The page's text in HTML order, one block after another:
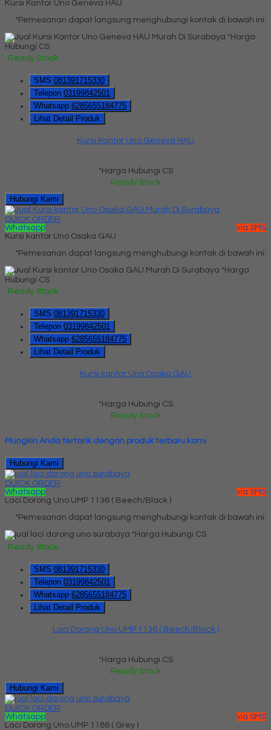
Kursi Kantor Uno Geneva HAU
*Pemesanan dapat langsung menghubungi kontak di bawah ini:
*Harga
Hubungi CS
Ready Stock
SMS 081391715330
Telepon 03199842501
Whatsapp 6285655184775
Lihat Detail Produk
Kursi Kantor Uno Geneva HAU
*Harga Hubungi CS
Ready Stock
Hubungi Kami
QUICK ORDER
Whatsapp
via SMS
Kursi kantor Uno Osaka GAU
*Pemesanan dapat langsung menghubungi kontak di bawah ini:
*Harga
Hubungi CS
Ready Stock
SMS 081391715330
Telepon 03199842501
Whatsapp 6285655184775
Lihat Detail Produk
Kursi kantor Uno Osaka GAU
*Harga Hubungi CS
Ready Stock
Mungkin Anda tertarik dengan produk terbaru kami
Hubungi Kami
QUICK ORDER
Whatsapp
via SMS
Laci Dorong Uno UMP 1136 ( Beech/Black )
*Pemesanan dapat langsung menghubungi kontak di bawah ini:
*Harga Hubungi CS
Ready Stock
SMS 081391715330
Telepon 03199842501
Whatsapp 6285655184775
Lihat Detail Produk
Laci Dorong Uno UMP 1136 ( Beech/Black )
*Harga Hubungi CS
Ready Stock
Hubungi Kami
QUICK ORDER
Whatsapp
via SMS
Laci Dorong Uno UMP 1186 ( Grey )